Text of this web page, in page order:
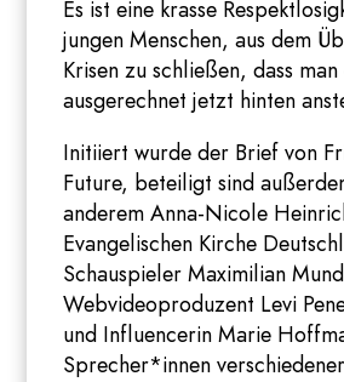
Es ist eine krasse
jungen Menschen, aus dem
Krisen zu schließen, dass
ausgerechnet jetzt hinten
Initiiert wurde der Brief von
Future, beteiligt sind
anderem Anna-Nicole
Evangelischen Kirche
Schauspieler Maximilian
Webvideoproduzent Levi
und Influencerin Marie
Sprecher*innen verschiedener